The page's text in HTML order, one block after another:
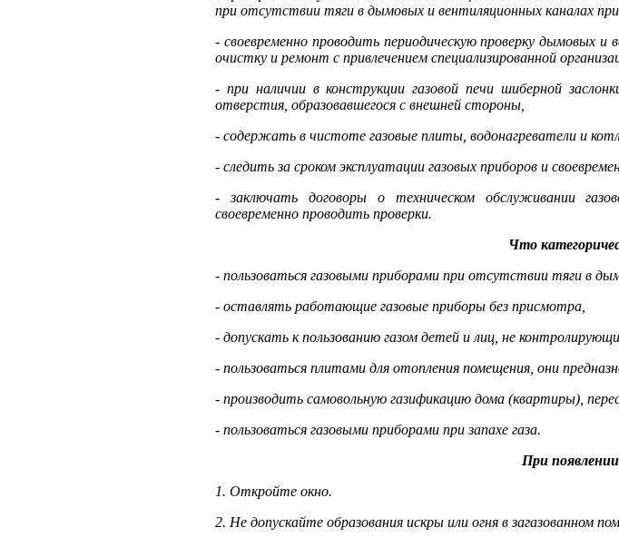
при отсутствии тяги в дымовых и вентиляционных каналах
- своевременно проводить периодическую проверку дымовых
очистку и ремонт с привлечением специализированной
- при наличии в конструкции газовой печи шиберной
отверстия, образовавшегося с внешней стороны,
- содержать в чистоте газовые плиты, водонагреватели и
- следить за сроком эксплуатации газовых приборов и
-заключать договоры о техническом обслуживании
своевременно проводить проверки.
Что
- пользоваться газовыми приборами при отсутствии тяги в
- оставлять работающие газовые приборы без присмотра,
- допускать к пользованию газом детей и лиц, не
- пользоваться плитами для отопления помещения, они
- производить самовольную газификацию дома (квартиры),
- пользоваться газовыми приборами при запахе газа.
При появлении
1. Откройте окно.
2. Не допускайте образования искры или огня в загазованном